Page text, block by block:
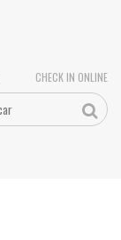
CHECK IN ONLINE